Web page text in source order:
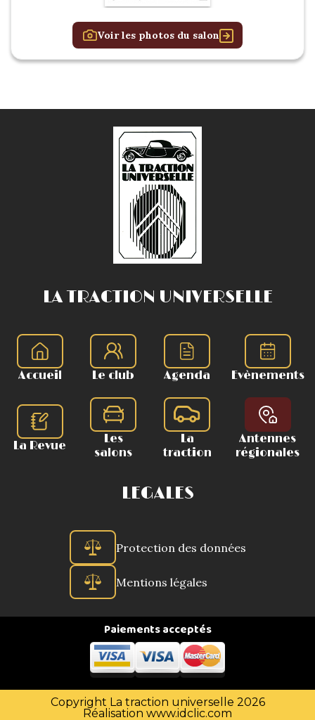
Voir les photos du salon
LA TRACTION UNIVERSELLE
Accueil Le club Agenda Evènements
La Revue
Les
salons
La
traction
Antennes
régionales
LEGALES
Protection des données
Mentions légales
Paiements acceptés
Copyright La traction universelle 2026
Réalisation www.idclic.com